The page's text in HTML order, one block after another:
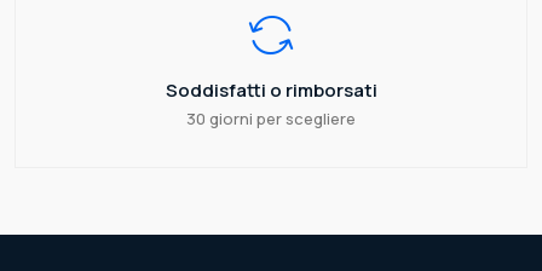
Soddisfatti o rimborsati
30 giorni per scegliere